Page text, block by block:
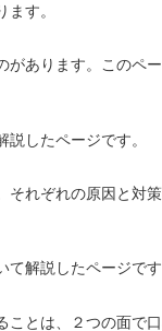
す。
があります。このペ
したページです。
それぞれの原因と対
解説したページです
とは、２つの面で